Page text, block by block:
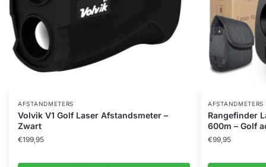
AFSTANDMETERS
Volvik V1 Golf Laser Afstandsmeter –
Zwart
€199,95
AFSTANDMETERS
Rangefinder
600m – Golf
€99,95